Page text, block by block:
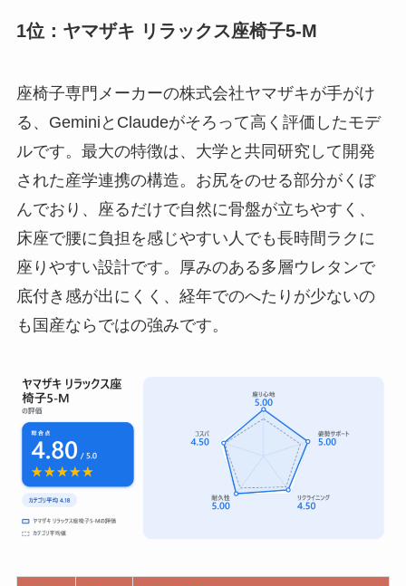
1位：ヤマザキ リラックス座椅子5-M
座椅子専門メーカーの株式会社ヤマザキが手がけ
る、GeminiとClaudeがそろって高く評価したモデ
ルです。最大の特徴は、大学と共同研究して開発
された産学連携の構造。お尻をのせる部分がくぼ
んでおり、座るだけで自然に骨盤が立ちやすく、
床座で腰に負担を感じやすい人でも長時間ラクに
座りやすい設計です。厚みのある多層ウレタンで
底付き感が出にくく、経年でのへたりが少ないの
も国産ならではの強みです。